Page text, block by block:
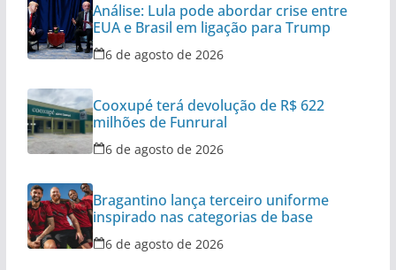
Análise: Lula pode abordar crise entre
EUA e Brasil em ligação para Trump
6 de agosto de 2026
Cooxupé terá devolução de R$ 622
milhões de Funrural
6 de agosto de 2026
Bragantino lança terceiro uniforme
inspirado nas categorias de base
6 de agosto de 2026